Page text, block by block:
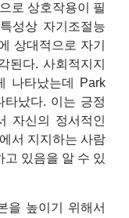
로 상호작용이 필
성상 자기조절능
상대적으로 자기
된다. 사회적지지
나타났는데 Park
났다. 이는 긍정
자신의 정서적인
서 지지하는 사람
있음을 알 수 있
을 높이기 위해서